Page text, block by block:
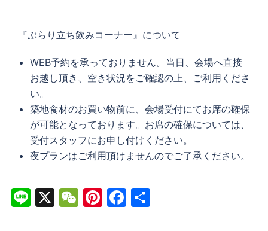
『ぶらり立ち飲みコーナー』について
WEB予約を承っておりません。当日、会場へ直接
お越し頂き、空き状況をご確認の上、ご利用くださ
い。
築地食材のお買い物前に、会場受付にてお席の確保
が可能となっております。お席の確保については、
受付スタッフにお申し付けください。
夜プランはご利用頂けませんのでご了承ください。
Line
X WeChat
Pinterest
Facebook